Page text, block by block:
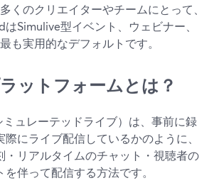
くのクリエイターやチームにとって、
Simulive型イベント、ウェビナー、
も実用的なデフォルトです。
ットフォームとは？
ミュレーテッドライブ）は、事前に録
にライブ配信しているかのように、
・リアルタイムのチャット・視聴者の
伴って配信する方法です。